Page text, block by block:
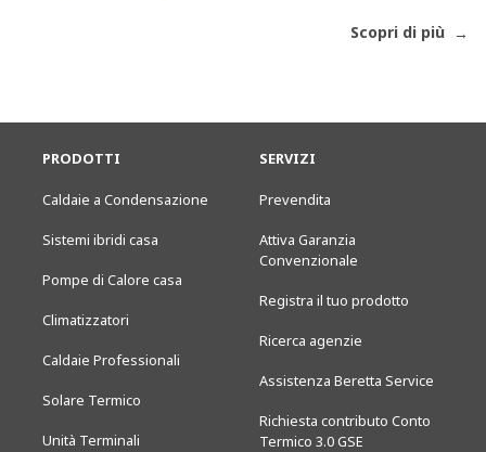
Scopri di più
PRODOTTI
Caldaie a Condensazione
Sistemi ibridi casa
Pompe di Calore casa
Climatizzatori
Caldaie Professionali
Solare Termico
Unità Terminali
SERVIZI
Prevendita
Attiva Garanzia
Convenzionale
Registra il tuo prodotto
Ricerca agenzie
Assistenza Beretta Service
Richiesta contributo Conto
Termico 3.0 GSE